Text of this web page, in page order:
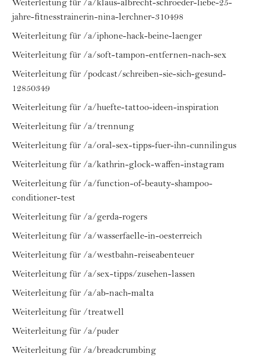
Weiterleitung für /a/klaus-albrecht-schroeder-liebe-25-
jahre-fitnesstrainerin-nina-lerchner-310498
Weiterleitung für /a/iphone-hack-beine-laenger
Weiterleitung für /a/soft-tampon-entfernen-nach-sex
Weiterleitung für /podcast/schreiben-sie-sich-gesund-
12850349
Weiterleitung für /a/huefte-tattoo-ideen-inspiration
Weiterleitung für /a/trennung
Weiterleitung für /a/oral-sex-tipps-fuer-ihn-cunnilingus
Weiterleitung für /a/kathrin-glock-waffen-instagram
Weiterleitung für /a/function-of-beauty-shampoo-
conditioner-test
Weiterleitung für /a/gerda-rogers
Weiterleitung für /a/wasserfaelle-in-oesterreich
Weiterleitung für /a/westbahn-reiseabenteuer
Weiterleitung für /a/sex-tipps/zusehen-lassen
Weiterleitung für /a/ab-nach-malta
Weiterleitung für /treatwell
Weiterleitung für /a/puder
Weiterleitung für /a/breadcrumbing